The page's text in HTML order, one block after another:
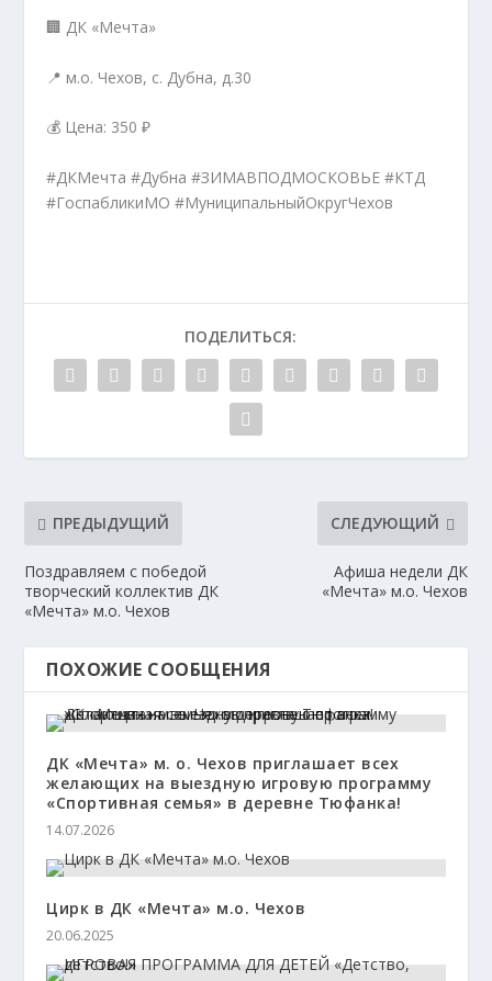
🏢 ДК «Мечта»
📍 м.о. Чехов, с. Дубна, д.30
💰 Цена: 350 ₽
#ДКМечта #Дубна #ЗИМАВПОДМОСКОВЬЕ #КТД
#ГоспабликиМО #МуниципальныйОкругЧехов
ПОДЕЛИТЬСЯ:
ПРЕДЫДУЩИЙ
Поздравляем с победой
творческий коллектив ДК
«Мечта» м.о. Чехов
СЛЕДУЮЩИЙ
Афиша недели ДК
«Мечта» м.о. Чехов
ПОХОЖИЕ СООБЩЕНИЯ
ДК «Мечта» м. о. Чехов приглашает всех
желающих на выездную игровую программу
«Спортивная семья» в деревне Тюфанка!
14.07.2026
Цирк в ДК «Мечта» м.о. Чехов
20.06.2025